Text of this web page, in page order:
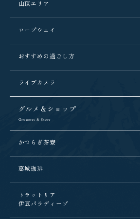
山頂エリア
ロープウェイ
おすすめの過ごし方
ライブカメラ
グルメ＆ショップ
Groumet & Store
かつらぎ茶寮
葛城珈琲
トラットリア
伊豆パラディーゾ